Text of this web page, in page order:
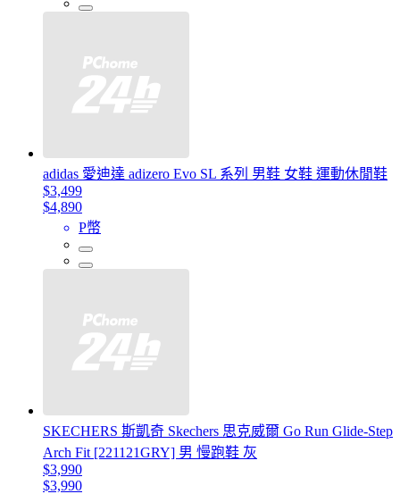
adidas 愛迪達 adizero Evo SL 系列 男鞋 女鞋 運動休閒鞋
$3,499
$4,890
P幣
SKECHERS 斯凱奇 Skechers 思克威爾 Go Run Glide-Step
Arch Fit [221121GRY] 男 慢跑鞋 灰
$3,990
$3,990